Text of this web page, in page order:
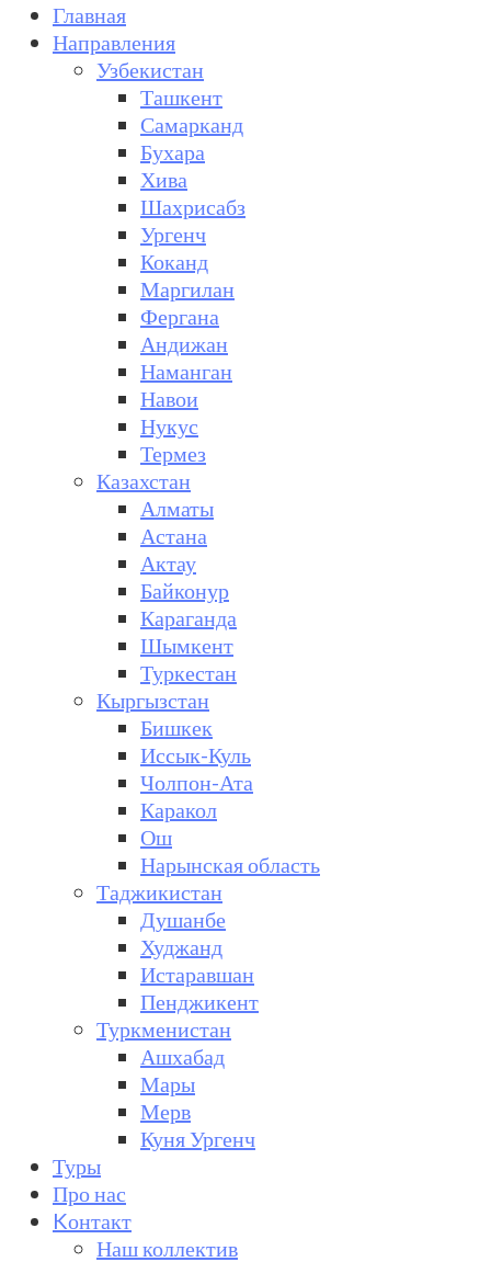
Главная
Направления
Узбекистан
Ташкент
Самарканд
Бухара
Хива
Шахрисабз
Ургенч
Коканд
Маргилан
Фергана
Андижан
Наманган
Навои
Нукус
Термез
Казахстан
Алматы
Астана
Актау
Байконур
Караганда
Шымкент
Туркестан
Кыргызстан
Бишкек
Иссык-Куль
Чолпон-Ата
Каракол
Ош
Нарынская область
Таджикистан
Душанбе
Худжанд
Истаравшан
Пенджикент
Туркменистан
Ашхабад
Мары
Мерв
Куня Ургенч
Туры
Про нас
Kонтакт
Наш коллектив